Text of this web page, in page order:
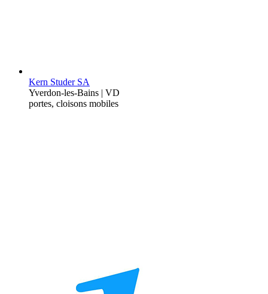
Kern Studer SA
Yverdon-les-Bains | VD
portes, cloisons mobiles